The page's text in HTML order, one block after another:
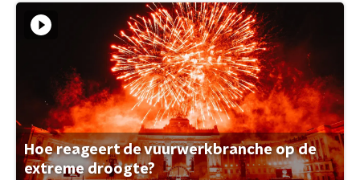
Hoe reageert de vuurwerkbranche op de
extreme droogte?